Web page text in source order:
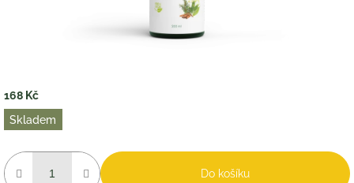
168 Kč
Měrná
cena:
Skladem
Do košíku